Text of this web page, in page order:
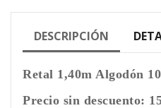
DESCRIPCIÓN
Retal 1,40m Algodón
Precio sin descuento: